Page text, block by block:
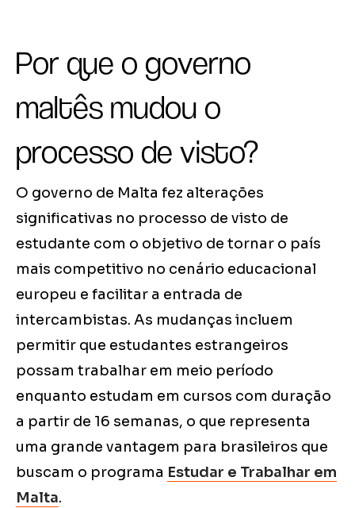
Por que o governo
maltês mudou o
processo de visto?
O governo de Malta fez alterações
significativas no processo de visto de
estudante com o objetivo de tornar o país
mais competitivo no cenário educacional
europeu e facilitar a entrada de
intercambistas. As mudanças incluem
permitir que estudantes estrangeiros
possam trabalhar em meio período
enquanto estudam em cursos com duração
a partir de 16 semanas, o que representa
uma grande vantagem para brasileiros que
buscam o programa Estudar e Trabalhar em
Malta.